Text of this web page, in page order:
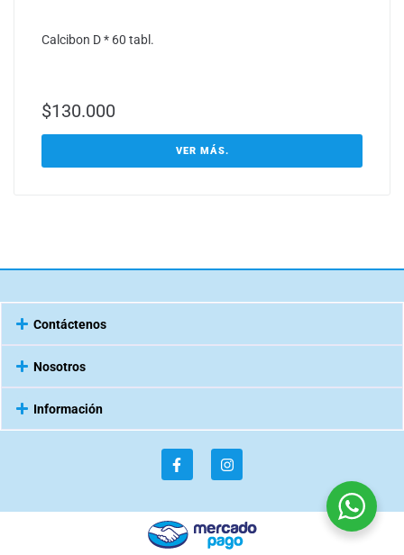
Calcibon D * 60 tabl.
$130.000
VER MÁS.
Contáctenos
Nosotros
Información